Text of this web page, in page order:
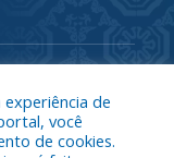
de
você
de cookies.